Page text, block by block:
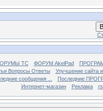
TC ФОРУМ AkelPad
Вопросы Ответы
Улучшение сайта
сообщения ...
Последние
Интернет-магазин
Реклама